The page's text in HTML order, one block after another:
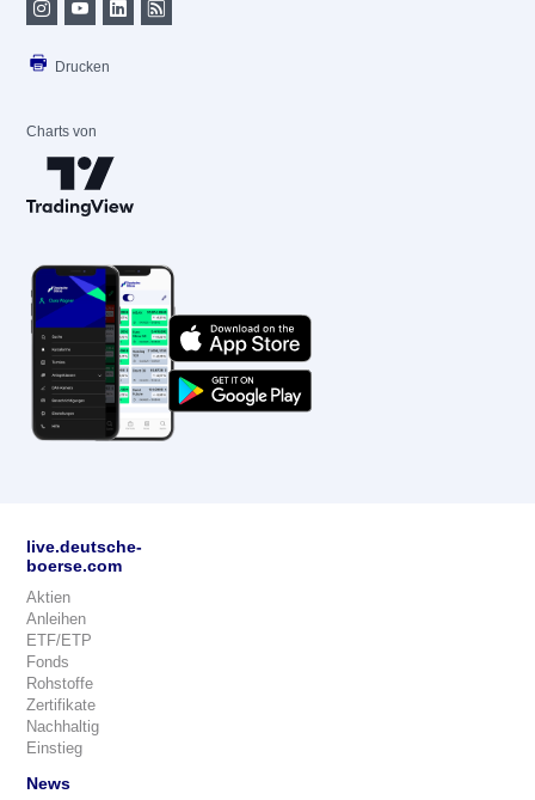
Drucken
Charts von
live.deutsche-
boerse.com
Aktien
Anleihen
ETF/ETP
Fonds
Rohstoffe
Zertifikate
Nachhaltig
Einstieg
News